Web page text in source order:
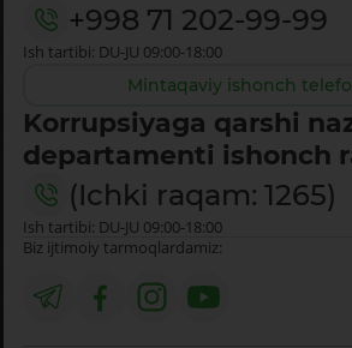
+998 71 202-99-99
Ish tartibi: DU-JU 09:00-18:00
Mintaqaviy ishonch
Korrupsiyaga qarshi
departamenti ishonch
(Ichki raqam: 1265)
Ish tartibi: DU-JU 09:00-18:00
Biz ijtimoiy tarmoqlardamiz: